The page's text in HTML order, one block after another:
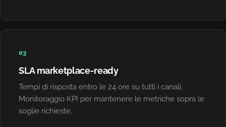
03
SLA marketplace-ready
Tempi di risposta entro le 24 ore su tutti i canali.
Monitoraggio KPI per mantenere le metriche sopra le
soglie richieste.